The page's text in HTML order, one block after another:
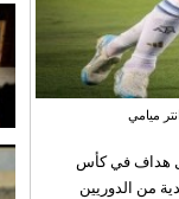
ميامي
هداف في كأس
من الدوريين